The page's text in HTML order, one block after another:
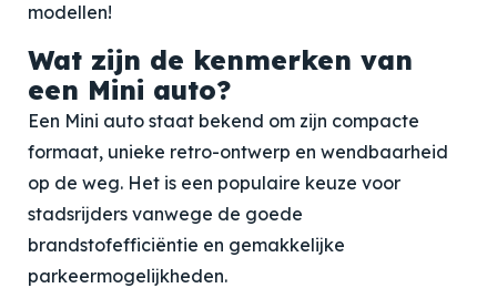
modellen!
Wat zijn de kenmerken van
een Mini auto?
Een Mini auto staat bekend om zijn compacte
formaat, unieke retro-ontwerp en wendbaarheid
op de weg. Het is een populaire keuze voor
stadsrijders vanwege de goede
brandstofefficiëntie en gemakkelijke
parkeermogelijkheden.